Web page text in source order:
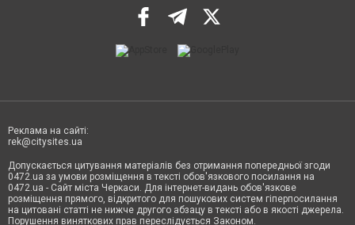
Реклама на сайті:
rek@citysites.ua
Допускається цитування матеріалів без отримання попередньої згоди
0472.ua за умови розміщення в тексті обов'язкового посилання на
0472.ua - Сайт міста Черкаси. Для інтернет-видань обов'язкове
розміщення прямого, відкритого для пошукових систем гіперпосилання
на цитовані статті не нижче другого абзацу в тексті або в якості джерела.
Порушення виняткових прав переслідується Законом.